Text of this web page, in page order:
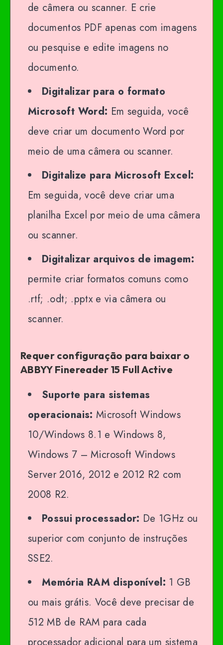
de câmera ou scanner. E crie
documentos PDF apenas com imagens
ou pesquise e edite imagens no
documento.
Digitalizar para o formato
Microsoft Word: Em seguida, você
deve criar um documento Word por
meio de uma câmera ou scanner.
Digitalize para Microsoft Excel:
Em seguida, você deve criar uma
planilha Excel por meio de uma câmera
ou scanner.
Digitalizar arquivos de imagem:
permite criar formatos comuns como
.rtf; .odt; .pptx e via câmera ou
scanner.
Requer configuração para baixar o
ABBYY Finereader 15 Full Active
Suporte para sistemas
operacionais: Microsoft Windows
10/Windows 8.1 e Windows 8,
Windows 7 – Microsoft Windows
Server 2016, 2012 e 2012 R2 com
2008 R2.
Possui processador: De 1GHz ou
superior com conjunto de instruções
SSE2.
Memória RAM disponível: 1 GB
ou mais grátis. Você deve precisar de
512 MB de RAM para cada